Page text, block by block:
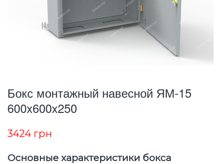
Бокс монтажный навесной ЯМ-15
600x600x250
3424 грн
Основные характеристики бокса